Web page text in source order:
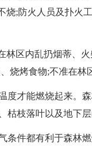
烧;防火人员及扑火
林区内乱扔烟蒂、
烧烤食物;不准在林
才能燃烧起来。
枝落叶以及地下层
条件都有利于森林